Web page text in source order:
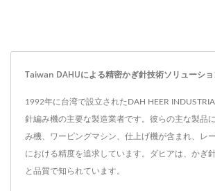
Taiwan DAHUによる精密かぎ針技術ソリューシ
1992年に台湾で設立されたDAH HEER
針編み機の主要な製造業者です。彼らの主な製品
み機、ワーピングマシン、仕上げ機が含まれ、レ
における精度を追求しています。ダヒアは、かぎ
と品質で知られています。